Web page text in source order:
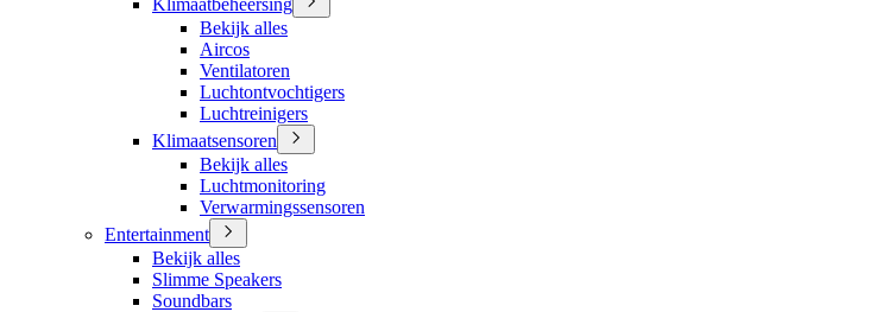
Klimaatbeheersing
Bekijk alles
Aircos
Ventilatoren
Luchtontvochtigers
Luchtreinigers
Klimaatsensoren
Bekijk alles
Luchtmonitoring
Verwarmingssensoren
Entertainment
Bekijk alles
Slimme Speakers
Soundbars